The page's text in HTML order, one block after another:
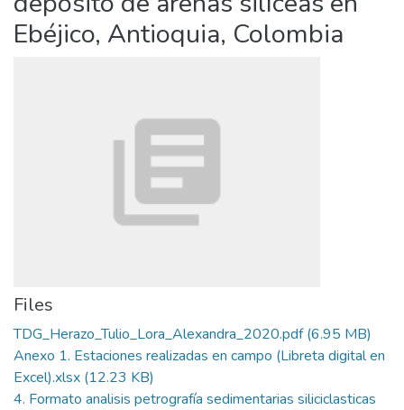
Ebéjico, Antioquia, Colombia
Files
TDG_Herazo_Tulio_Lora_Alexandra_2020.pdf(6.95 MB)
Anexo 1. Estaciones realizadas en campo (Libreta digital en
Excel).xlsx (12.23 KB)
4. Formato analisis petrografía sedimentarias siliciclasticas